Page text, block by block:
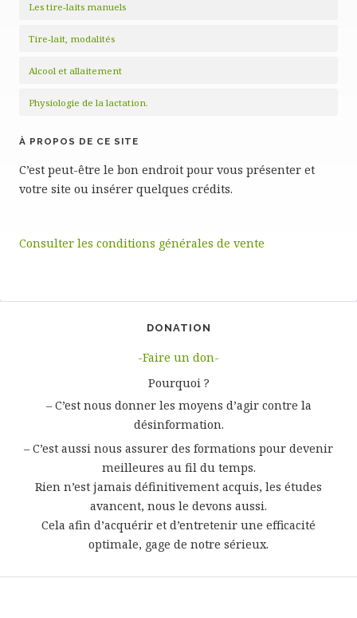
Les tire-laits manuels
Tire-lait, modalités
Alcool et allaitement
Physiologie de la lactation.
À PROPOS DE CE SITE
C’est peut-être le bon endroit pour vous présenter et
votre site ou insérer quelques crédits.
Consulter les conditions générales de vente
DONATION
-Faire un don-
Pourquoi ?
– C’est nous donner les moyens d’agir contre la
désinformation.
– C’est aussi nous assurer des formations pour devenir
meilleures au fil du temps.
Rien n’est jamais définitivement acquis, les études
avancent, nous le devons aussi.
Cela afin d’acquérir et d’entretenir une efficacité
optimale, gage de notre sérieux.